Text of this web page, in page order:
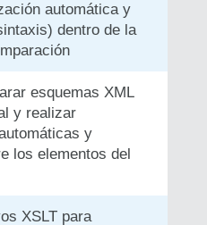
automática y
dentro de la
esquemas XML
y realizar
y
los elementos del
XSLT para